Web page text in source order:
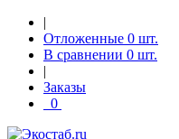
|
Отложенные 0 шт.
В сравнении 0 шт.
|
Заказы
0